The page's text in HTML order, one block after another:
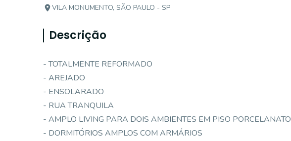
VILA MONUMENTO, SÃO PAULO - SP
Descrição
- TOTALMENTE REFORMADO
- AREJADO
- ENSOLARADO
- RUA TRANQUILA
- AMPLO LIVING PARA DOIS AMBIENTES EM PISO PORCELANATO
- DORMITÓRIOS AMPLOS COM ARMÁRIOS